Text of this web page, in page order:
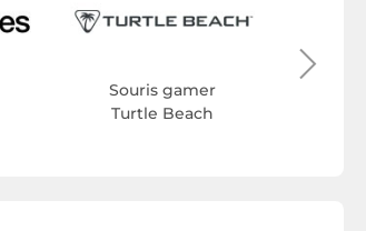
Souris gamer
Turtle Beach